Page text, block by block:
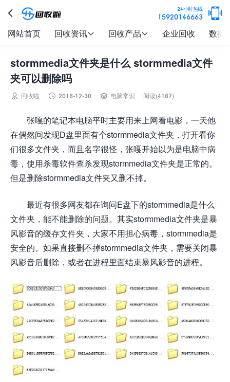
 24小时热线
15920146663 
网站首页 回收资讯 回收产品 企业回收 数据
stormmedia文件夹是什么 stormmedia文件
夹可以删除吗
 回收啦  2018-12-30  电脑常识 阅读(4187)
张嘎的笔记本电脑平时主要用来上网看电影，一天他
在偶然间发现D盘里面有个stormmedia文件夹，打开看你
们很多文件夹，而且名字很怪，张嘎开始以为是电脑中病
毒，使用杀毒软件查杀发现stormmedia文件夹是正常的。
但是删除stormmedia文件夹又删不掉。
最近有很多网友都在询问E盘下的stormmedia是什么
文件夹，能不能删除的问题。其实stormmedia文件夹是暴
风影音的缓存文件夹，大家不用担心病毒，stormmedia是
安全的。如果直接删不掉stormmedia文件夹，需要关闭暴
风影音后删除，或者在进程里面结束暴风影音的进程。